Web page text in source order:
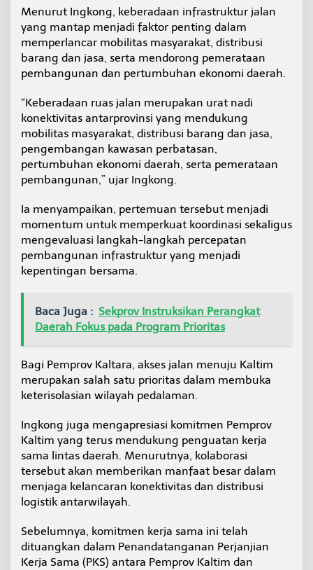
v
i
s
P
r
b
t
a
s
a
Menurut Ingkong, keberadaan infrastruktur jalan
yang mantap menjadi faktor penting dalam
memperlancar mobilitas masyarakat, distribusi
barang dan jasa, serta mendorong pemerataan
pembangunan dan pertumbuhan ekonomi daerah.
“Keberadaan ruas jalan merupakan urat nadi
konektivitas antarprovinsi yang mendukung
mobilitas masyarakat, distribusi barang dan jasa,
pengembangan kawasan perbatasan,
pertumbuhan ekonomi daerah, serta pemerataan
pembangunan,” ujar Ingkong.
Ia menyampaikan, pertemuan tersebut menjadi
momentum untuk memperkuat koordinasi sekaligus
mengevaluasi langkah-langkah percepatan
pembangunan infrastruktur yang menjadi
kepentingan bersama.
Baca Juga : Sekprov Instruksikan Perangkat
Daerah Fokus pada Program Prioritas
Bagi Pemprov Kaltara, akses jalan menuju Kaltim
merupakan salah satu prioritas dalam membuka
keterisolasian wilayah pedalaman.
Ingkong juga mengapresiasi komitmen Pemprov
Kaltim yang terus mendukung penguatan kerja
sama lintas daerah. Menurutnya, kolaborasi
tersebut akan memberikan manfaat besar dalam
menjaga kelancaran konektivitas dan distribusi
logistik antarwilayah.
Sebelumnya, komitmen kerja sama ini telah
dituangkan dalam Penandatanganan Perjanjian
Kerja Sama (PKS) antara Pemprov Kaltim dan